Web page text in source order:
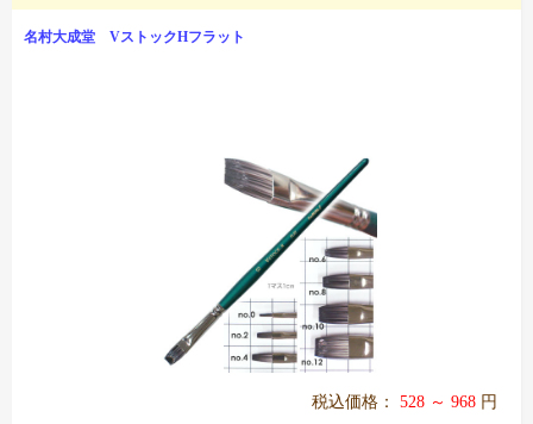
名村大成堂 VストックHフラット
税込価格： 528 ～ 968 円